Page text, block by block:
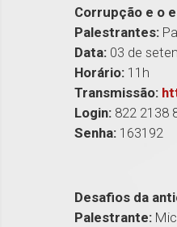
Corrupção e o
Palestrantes:
Data: 03 de
Horário: 11h
Transmissão:
Login: 822
Senha: 163192
Desafios da
Palestrante: